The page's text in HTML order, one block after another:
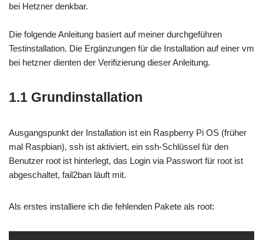
bei Hetzner denkbar.
Die folgende Anleitung basiert auf meiner durchgeführen
Testinstallation. Die Ergänzungen für die Installation auf einer vm
bei hetzner dienten der Verifizierung dieser Anleitung.
1.1 Grundinstallation
Ausgangspunkt der Installation ist ein Raspberry Pi OS (früher
mal Raspbian), ssh ist aktiviert, ein ssh-Schlüssel für den
Benutzer root ist hinterlegt, das Login via Passwort für root ist
abgeschaltet, fail2ban läuft mit.
Als erstes installiere ich die fehlenden Pakete als root: